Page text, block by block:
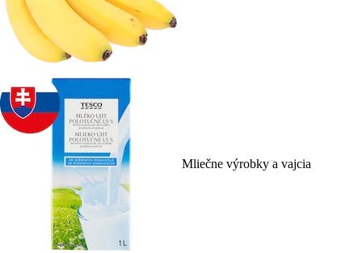
Mliečne výrobky a vajcia